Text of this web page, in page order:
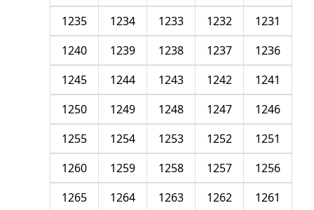
1231
1232
1233
1234
1235
1236
1237
1238
1239
1240
1241
1242
1243
1244
1245
1246
1247
1248
1249
1250
1251
1252
1253
1254
1255
1256
1257
1258
1259
1260
1261
1262
1263
1264
1265